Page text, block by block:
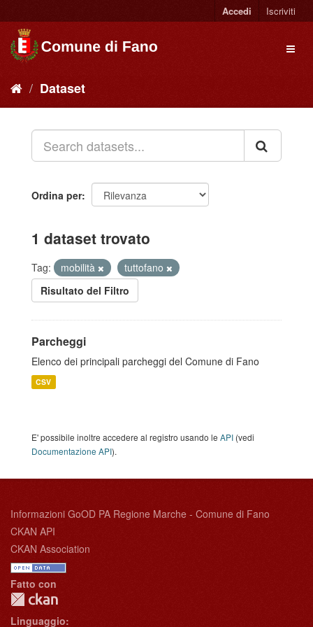
Accedi Iscriviti
Dataset
Ordina per
1 dataset trovato
Tag: mobilità
tuttofano
Risultato del Filtro
Parcheggi
Elenco dei principali parcheggi del Comune di Fano
CSV
E' possibile inoltre accedere al registro usando le API (vedi
Documentazione API).
Informazioni GoOD PA Regione Marche - Comune di Fano
CKAN API
CKAN Association
Fatto con
Linguaggio